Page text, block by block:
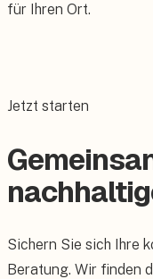
für Ihren Ort.
Jetzt starten
Sichern Sie sich Ihre
Beratung. Wir finden